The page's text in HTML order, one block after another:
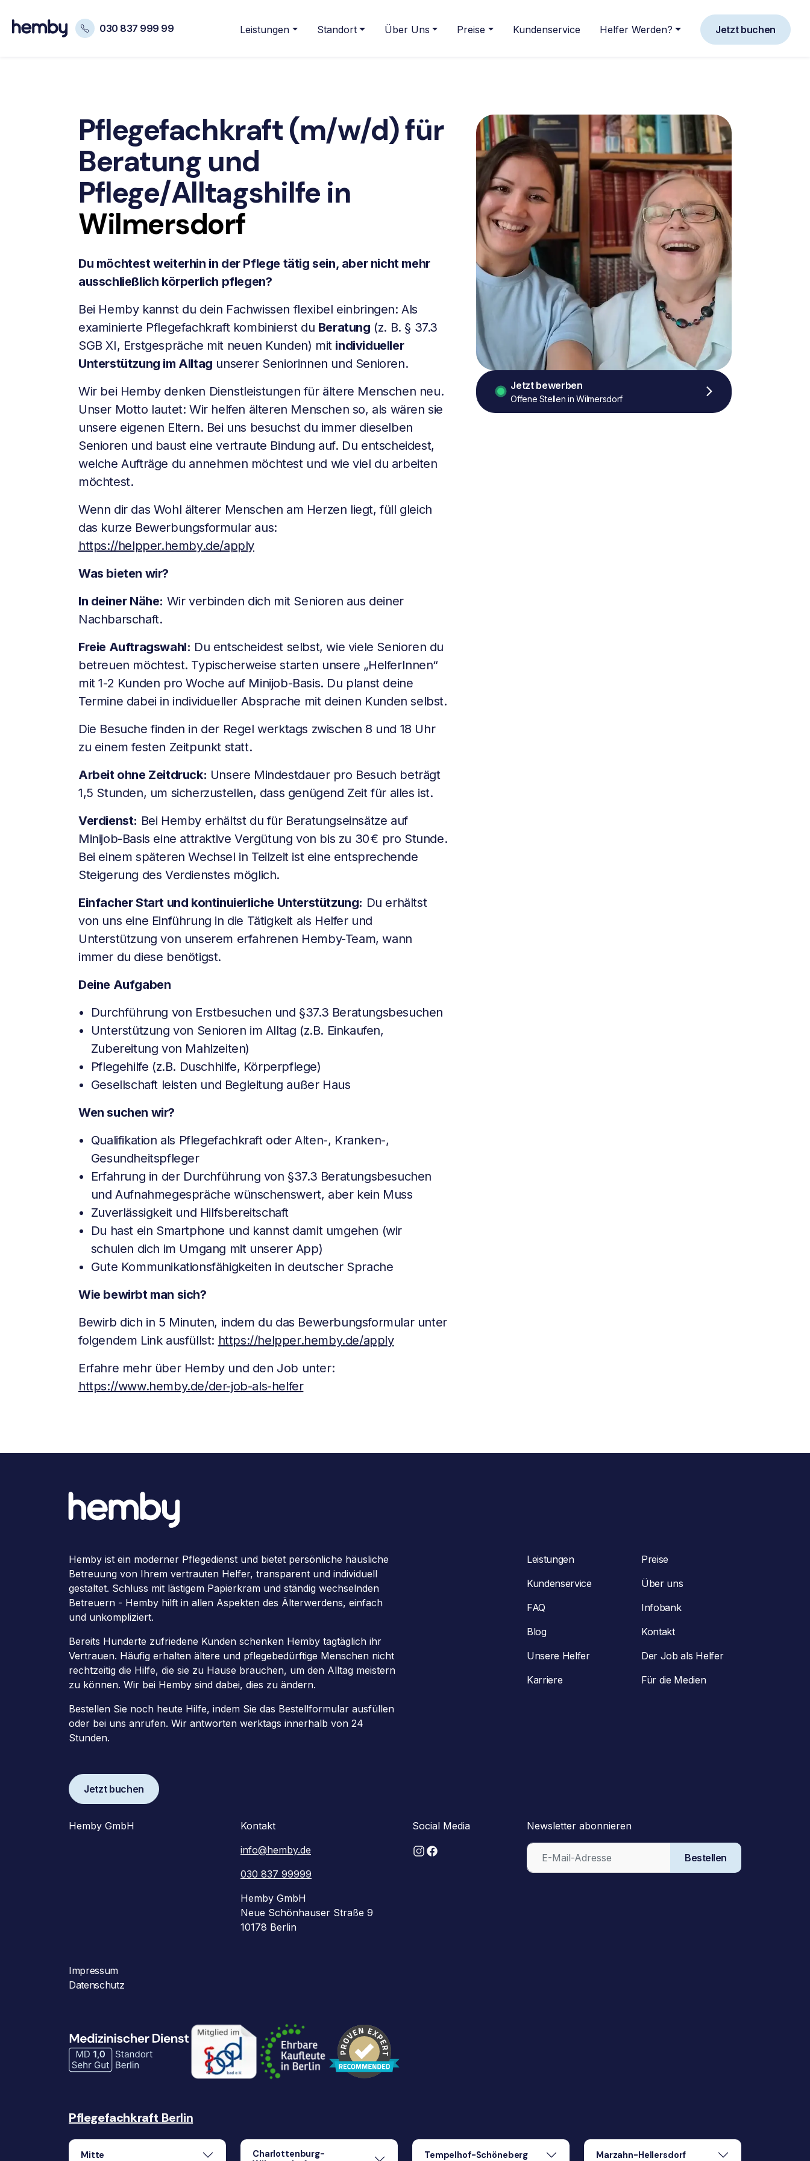
030 837 999 99 Leistungen Standort Über Uns Preise Kundenservice Helfer Werden? Jetzt buchen
Pflegefachkraft (m/w/d) für
Beratung und
Pflege/Alltagshilfe in
Wilmersdorf
Du möchtest weiterhin in der Pflege tätig sein, aber nicht mehr
ausschließlich körperlich pflegen?
Bei Hemby kannst du dein Fachwissen flexibel einbringen: Als
examinierte Pflegefachkraft kombinierst du Beratung (z. B. § 37.3
SGB XI, Erstgespräche mit neuen Kunden) mit individueller
Unterstützung im Alltag unserer Seniorinnen und Senioren.
Wir bei Hemby denken Dienstleistungen für ältere Menschen neu.
Unser Motto lautet: Wir helfen älteren Menschen so, als wären sie
unsere eigenen Eltern. Bei uns besuchst du immer dieselben
Senioren und baust eine vertraute Bindung auf. Du entscheidest,
welche Aufträge du annehmen möchtest und wie viel du arbeiten
möchtest.
Wenn dir das Wohl älterer Menschen am Herzen liegt, füll gleich
das kurze Bewerbungsformular aus:
https://helpper.hemby.de/apply
Was bieten wir?
In deiner Nähe: Wir verbinden dich mit Senioren aus deiner
Nachbarschaft.
Freie Auftragswahl: Du entscheidest selbst, wie viele Senioren du
betreuen möchtest. Typischerweise starten unsere „HelferInnen“
mit 1-2 Kunden pro Woche auf Minijob-Basis. Du planst deine
Termine dabei in individueller Absprache mit deinen Kunden selbst.
Die Besuche finden in der Regel werktags zwischen 8 und 18 Uhr
zu einem festen Zeitpunkt statt.
Arbeit ohne Zeitdruck: Unsere Mindestdauer pro Besuch beträgt
1,5 Stunden, um sicherzustellen, dass genügend Zeit für alles ist.
Verdienst: Bei Hemby erhältst du für Beratungseinsätze auf
Minijob-Basis eine attraktive Vergütung von bis zu 30 € pro Stunde.
Bei einem späteren Wechsel in Teilzeit ist eine entsprechende
Steigerung des Verdienstes möglich.
Einfacher Start und kontinuierliche Unterstützung: Du erhältst
von uns eine Einführung in die Tätigkeit als Helfer und
Unterstützung von unserem erfahrenen Hemby-Team, wann
immer du diese benötigst.
Deine Aufgaben
Durchführung von Erstbesuchen und §37.3 Beratungsbesuchen
Unterstützung von Senioren im Alltag (z.B. Einkaufen,
Zubereitung von Mahlzeiten)
Pflegehilfe (z.B. Duschhilfe, Körperpflege)
Gesellschaft leisten und Begleitung außer Haus
Wen suchen wir?
Qualifikation als Pflegefachkraft oder Alten-, Kranken-,
Gesundheitspfleger
Erfahrung in der Durchführung von §37.3 Beratungsbesuchen
und Aufnahmegespräche wünschenswert, aber kein Muss
Zuverlässigkeit und Hilfsbereitschaft
Du hast ein Smartphone und kannst damit umgehen (wir
schulen dich im Umgang mit unserer App)
Gute Kommunikationsfähigkeiten in deutscher Sprache
Wie bewirbt man sich?
Bewirb dich in 5 Minuten, indem du das Bewerbungsformular unter
folgendem Link ausfüllst: https://helpper.hemby.de/apply
Erfahre mehr über Hemby und den Job unter:
https://www.hemby.de/der-job-als-helfer
Jetzt bewerben
Offene Stellen in Wilmersdorf
Hemby ist ein moderner Pflegedienst und bietet persönliche häusliche
Betreuung von Ihrem vertrauten Helfer, transparent und individuell
gestaltet. Schluss mit lästigem Papierkram und ständig wechselnden
Betreuern - Hemby hilft in allen Aspekten des Älterwerdens, einfach
und unkompliziert.
Bereits Hunderte zufriedene Kunden schenken Hemby tagtäglich ihr
Vertrauen. Häufig erhalten ältere und pflegebedürftige Menschen nicht
rechtzeitig die Hilfe, die sie zu Hause brauchen, um den Alltag meistern
zu können. Wir bei Hemby sind dabei, dies zu ändern.
Bestellen Sie noch heute Hilfe, indem Sie das Bestellformular ausfüllen
oder bei uns anrufen. Wir antworten werktags innerhalb von 24
Stunden.
Jetzt buchen
Leistungen
Preise
Kundenservice
Über uns
FAQ
Infobank
Blog
Kontakt
Unsere Helfer
Der Job als Helfer
Karriere
Für die Medien
Hemby GmbH
Kontakt
info@hemby.de
030 837 99999
Hemby GmbH
Neue Schönhauser Straße 9
10178 Berlin
Social Media Newsletter abonnieren
Bestellen
Impressum
Datenschutz
Pflegefachkraft Berlin
Mitte
Charlottenburg-
Tempelhof-Schöneberg Marzahn-Hellersdorf